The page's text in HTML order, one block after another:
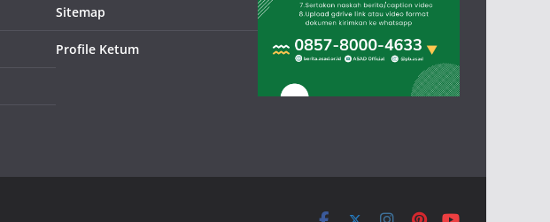
Sitemap
Profile Ketum